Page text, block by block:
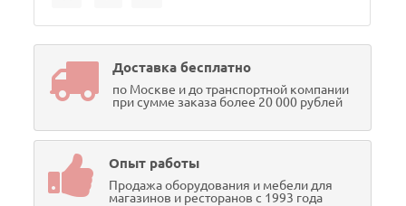
Доставка бесплатно
по Москве и до транспортной компании
при сумме заказа более 20 000 рублей
Опыт работы
Продажа оборудования и мебели для
магазинов и ресторанов с 1993 года